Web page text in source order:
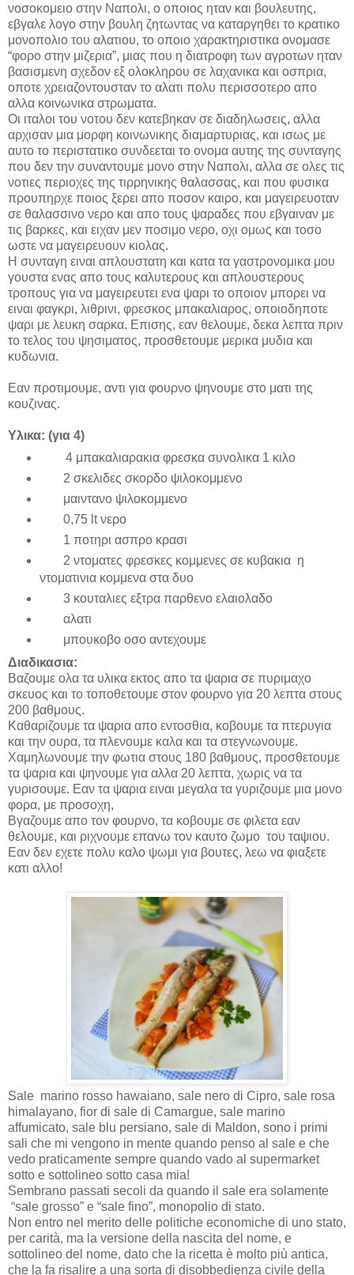
νοσοκομειο στην Ναπολι, ο οποιος ηταν και βουλευτης,
εβγαλε λογο στην βουλη ζητωντας να καταργηθει το κρατικο
μονοπολιο του αλατιου, το οποιο χαρακτηριστικα ονομασε
“φορο στην μιζερια”, μιας που η διατροφη των αγροτων ηταν
βασισμενη σχεδον εξ ολοκληρου σε λαχανικα και οσπρια,
οποτε χρειαζοντουσταν το αλατι πολυ περισσοτερο απο
αλλα κοινωνικα στρωματα.
Οι ιταλοι του νοτου δεν κατεβηκαν σε διαδηλωσεις, αλλα
αρχισαν μια μορφη κοινωνικης διαμαρτυριας, και ισως με
αυτο το περιστατικο συνδεεται το ονομα αυτης της συνταγης
που δεν την συναντουμε μονο στην Ναπολι, αλλα σε ολες τις
νοτιες περιοχες της τιρρηνικης θαλασσας, και που φυσικα
προυπηρχε ποιος ξερει απο ποσον καιρο, και μαγειρευοταν
σε θαλασσινο νερο και απο τους ψαραδες που εβγαιναν με
τις βαρκες, και ειχαν μεν ποσιμο νερο, οχι ομως και τοσο
ωστε να μαγειρευουν κιολας.
Η συνταγη ειναι απλουστατη και κατα τα γαστρονομικα μου
γουστα ενας απο τους καλυτερους και απλουστερους
τροπους για να μαγειρευτει ενα ψαρι το οποιον μπορει να
ειναι φαγκρι, λιθρινι, φρεσκος μπακαλιαρος, οποιοδηποτε
ψαρι με λευκη σαρκα. Επισης, εαν θελουμε, δεκα λεπτα πριν
το τελος του ψησιματος, προσθετουμε μερικα μυδια και
κυδωνια.
Εαν προτιμουμε, αντι για φουρνο ψηνουμε στο ματι της
κουζινας.
Υλικα: (για 4)
4 μπακαλιαρακια φρεσκα συνολικα 1 κιλο
2 σκελιδες σκορδο ψιλοκομμενο
μαιντανο ψιλοκομμενο
0,75 ltνερο
1 ποτηρι ασπρο κρασι
2 ντοματες φρεσκες κομμενες σε κυβακια η
ντοματινια κομμενα στα δυο
3 κουταλιες εξτρα παρθενο ελαιολαδο
αλατι
μπουκοβο οσο αντεχουμε
Διαδικασια:
Βαζουμε ολα τα υλικα εκτος απο τα ψαρια σε πυριμαχο
σκευος και το τοποθετουμε στον φουρνο για 20 λεπτα στους
200 βαθμους.
Καθαριζουμε τα ψαρια απο εντοσθια, κοβουμε τα πτερυγια
και την ουρα, τα πλενουμε καλα και τα στεγνωνουμε.
Χαμηλωνουμε την φωτια στους 180 βαθμους, προσθετουμε
τα ψαρια και ψηνουμε για αλλα 20 λεπτα, χωρις να τα
γυρισουμε. Εαν τα ψαρια ειναι μεγαλα τα γυριζουμε μια μονο
φορα, με προσοχη,
Βγαζουμε απο τον φουρνο, τα κοβουμε σε φιλετα εαν
θελουμε, και ριχνουμε επανω τον καυτο ζωμο του ταψιου.
Εαν δεν εχετε πολυ καλο ψωμι για βουτες, λεω να φιαξετε
κατι αλλο!
Sale marino rosso hawaiano, sale nero di Cipro, sale rosa
himalayano, fior di sale di Camargue, sale marino
affumicato, sale blu persiano, sale di Maldon, sono i primi
sali che mi vengono in mente quando penso al sale e che
vedo praticamente sempre quando vado al supermarket
sotto e sottolineo sotto casa mia!
Sembrano passati secoli da quando il sale era solamente
“sale grosso” e “sale fino”, monopolio di stato.
Non entro nel merito delle politiche economiche di uno stato,
per carità, ma la versione della nascita del nome, e
sottolineo del nome, dato che la ricetta è molto più antica,
che la fa risalire a una sorta di disobbedienza civile della